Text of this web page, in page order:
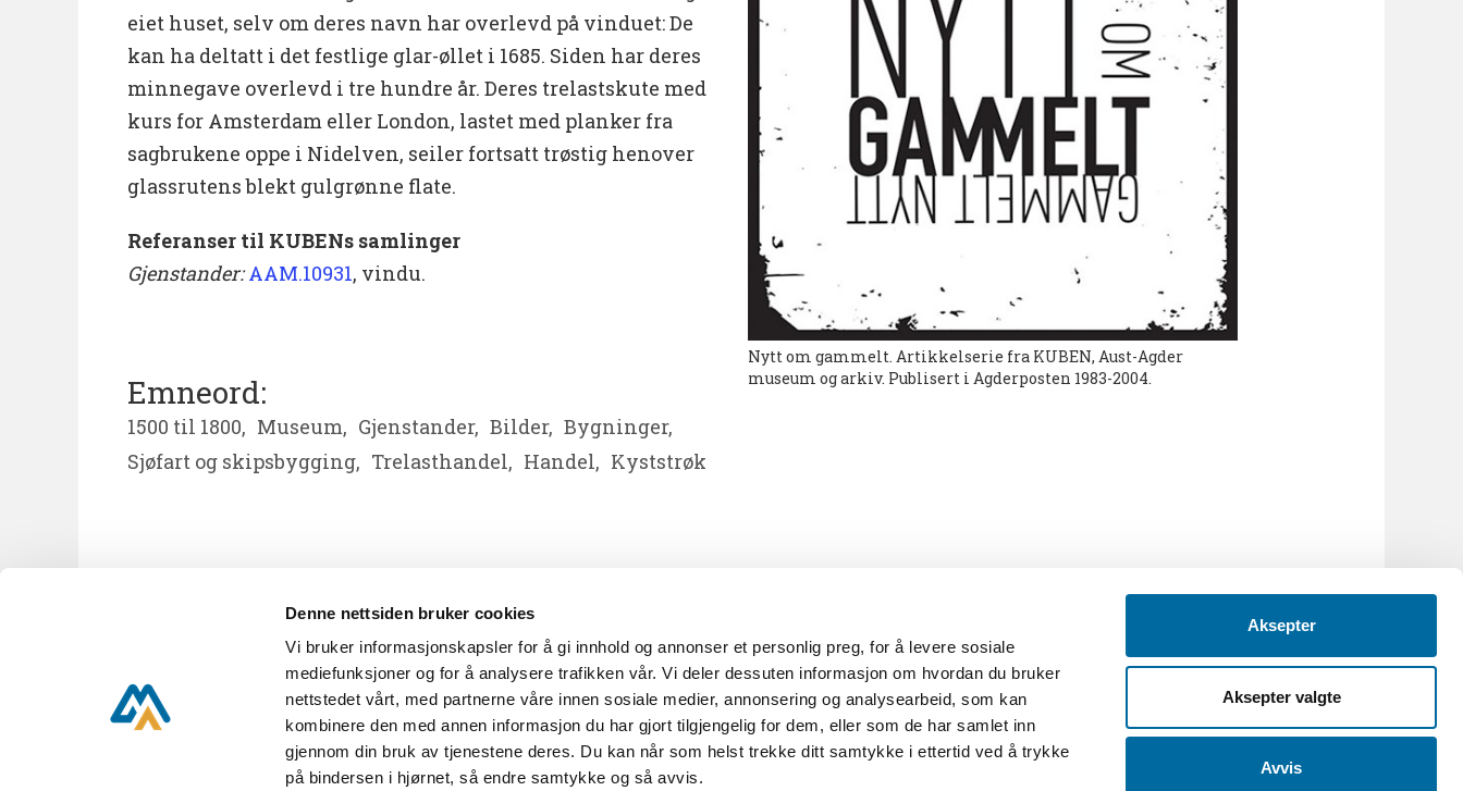
Denne nettsiden bruker cookies
Vi bruker informasjonskapsler for å gi innhold og annonser et personlig preg, for å levere sosiale
mediefunksjoner og for å analysere trafikken vår. Vi deler dessuten informasjon om hvordan du bruker
nettstedet vårt, med partnerne våre innen sosiale medier, annonsering og analysearbeid, som kan
kombinere den med annen informasjon du har gjort tilgjengelig for dem, eller som de har samlet inn
gjennom din bruk av tjenestene deres. Du kan når som helst trekke ditt samtykke i ettertid ved å trykke
på bindersen i hjørnet, så endre samtykke og så avvis.
Aksepter
Aksepter valgte
Avvis
eiet huset, selv om deres navn har overlevd på vinduet: De
kan ha deltatt i det festlige glar-øllet i 1685. Siden har deres
minnegave overlevd i tre hundre år. Deres trelastskute med
kurs for Amsterdam eller London, lastet med planker fra
sagbrukene oppe i Nidelven, seiler fortsatt trøstig henover
glassrutens blekt gulgrønne flate.
Referanser til KUBENs samlinger
Gjenstander:AAM.10931, vindu.
Emneord:
1500 til 1800, Museum, Gjenstander, Bilder, Bygninger,
Sjøfart og skipsbygging, Trelasthandel, Handel, Kyststrøk
Nytt om gammelt. Artikkelserie fra KUBEN, Aust-Agder
museum og arkiv. Publisert i Agderposten 1983-2004.
Nyhetsbrev
KUBEN,Parkveien 16, 4838 Arendal-Tlf: 37 01 79 00